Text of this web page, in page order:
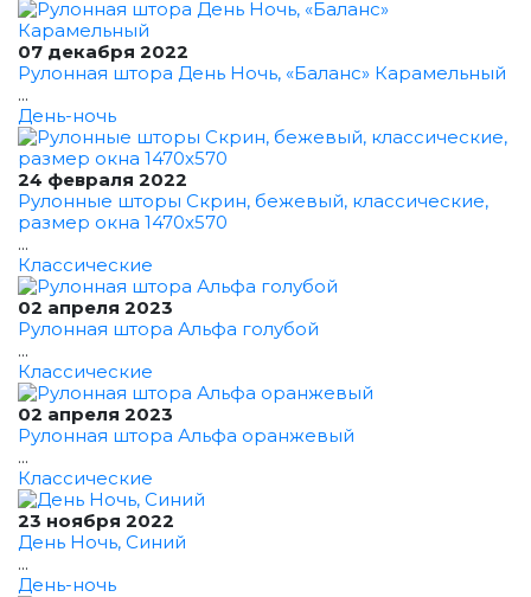
07 декабря 2022
Рулонная штора День Ночь, «Баланс» Карамельный
...
День-ночь
24 февраля 2022
Рулонные шторы Скрин, бежевый, классические,
размер окна 1470x570
...
Классические
02 апреля 2023
Рулонная штора Альфа голубой
...
Классические
02 апреля 2023
Рулонная штора Альфа оранжевый
...
Классические
23 ноября 2022
День Ночь, Синий
...
День-ночь